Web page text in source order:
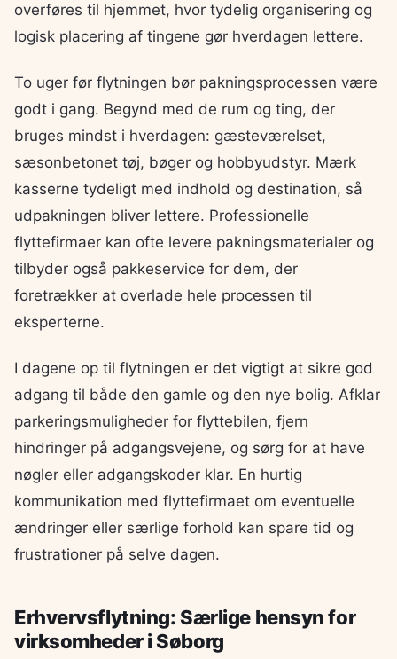
overføres til hjemmet, hvor tydelig organisering og
logisk placering af tingene gør hverdagen lettere.
To uger før flytningen bør pakningsprocessen være
godt i gang. Begynd med de rum og ting, der
bruges mindst i hverdagen: gæsteværelset,
sæsonbetonet tøj, bøger og hobbyudstyr. Mærk
kasserne tydeligt med indhold og destination, så
udpakningen bliver lettere. Professionelle
flyttefirmaer kan ofte levere pakningsmaterialer og
tilbyder også pakkeservice for dem, der
foretrækker at overlade hele processen til
eksperterne.
I dagene op til flytningen er det vigtigt at sikre god
adgang til både den gamle og den nye bolig. Afklar
parkeringsmuligheder for flyttebilen, fjern
hindringer på adgangsvejene, og sørg for at have
nøgler eller adgangskoder klar. En hurtig
kommunikation med flyttefirmaet om eventuelle
ændringer eller særlige forhold kan spare tid og
frustrationer på selve dagen.
Erhvervsflytning: Særlige hensyn for
virksomheder i Søborg